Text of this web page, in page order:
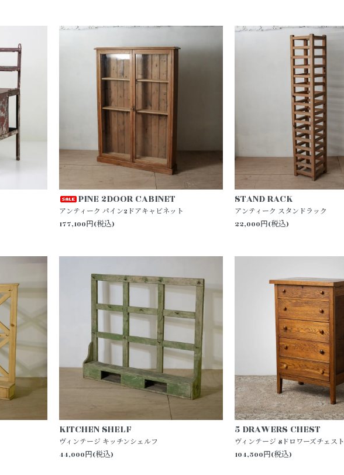
PINE 2DOOR CABINET
アンティーク パイン2ドアキャビネット
177,100円(税込)
STAND RACK
アンティーク スタンドラック
22,000円(税込)
KITCHEN SHELF
ヴィンテージ キッチンシェルフ
44,000円(税込)
5 DRAWERS CHEST
ヴィンテージ 8ドロワーズチェスト
104,500円(税込)